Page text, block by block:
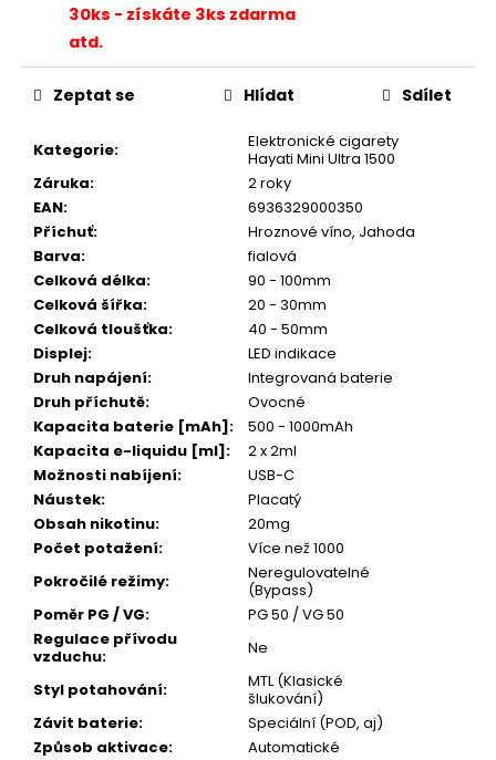
30ks - získáte 3ks zdarma
atd.
Kategorie:
Elektronické cigarety
Hayati Mini Ultra 1500
Záruka:
2 roky
EAN:
6936329000350
Příchuť:
Hroznové víno, Jahoda
Barva:
fialová
Celková délka:
90 - 100mm
Celková šířka:
20 - 30mm
Celková tloušťka:
40 - 50mm
Displej:
LED indikace
Druh napájení:
Integrovaná baterie
Druh příchutě:
Ovocné
Kapacita baterie [mAh]:
500 - 1000mAh
Kapacita e-liquidu [ml]:
2 x 2ml
Možnosti nabíjení:
USB-C
Náustek:
Placatý
Obsah nikotinu:
20mg
Počet potažení:
Více než 1000
Pokročilé režimy:
Neregulovatelné
(Bypass)
Poměr PG / VG:
PG 50 / VG 50
Regulace přívodu
vzduchu:
Ne
Styl potahování:
MTL (Klasické
šlukování)
Závit baterie:
Speciální (POD, aj)
Způsob aktivace:
Automatické
Zeptat se Hlídat Sdílet
RASPBERRY
-
10MG
Původně:
245
Kč